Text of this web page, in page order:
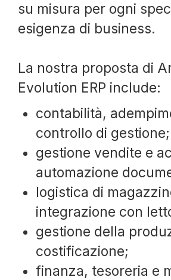
su misura per ogni
esigenza di business.
La nostra proposta di
Evolution ERP include:
contabilità,
controllo di gestione;
gestione vendite e
automazione
logistica di
integrazione con
gestione della
costificazione;
finanza, tesoreria e